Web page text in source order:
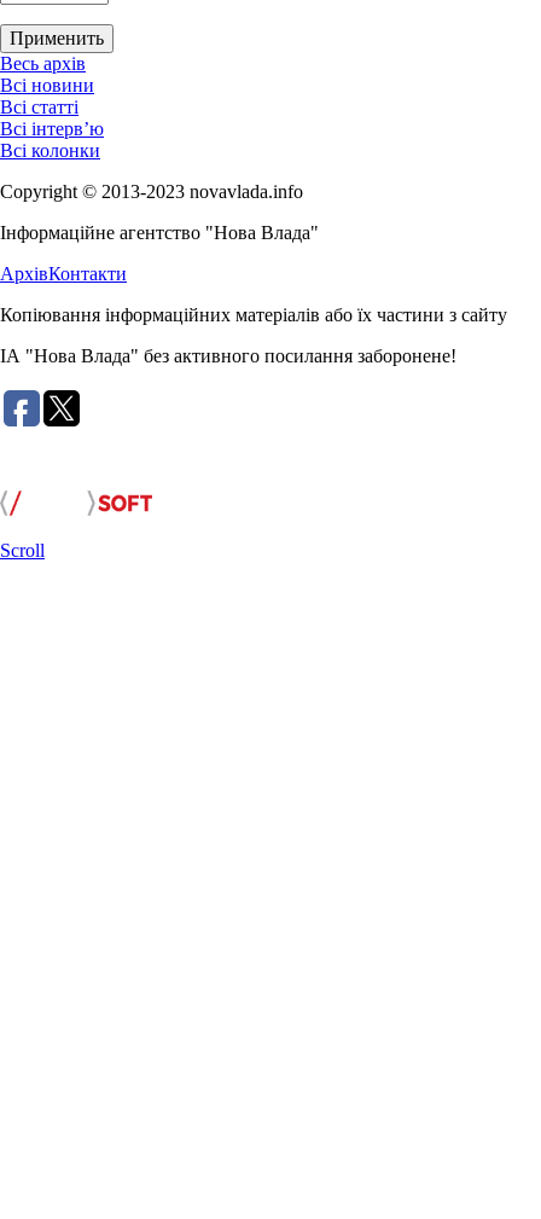
Весь архів
Всі новини
Всі статті
Всі інтерв’ю
Всі колонки
Copyright © 2013-2023 novavlada.info
Інформаційне агентство "Нова Влада"
АрхівКонтакти
Копіювання інформаційних матеріалів або їх частини з сайту
ІА "Нова Влада" без активного посилання заборонене!
Scroll